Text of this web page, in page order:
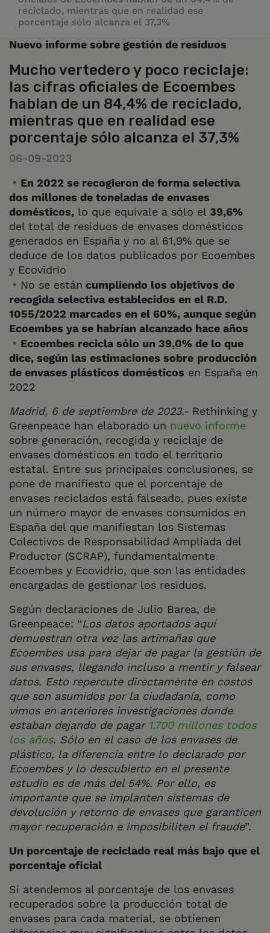
reciclado, mientras que en realidad ese
porcentaje sólo alcanza el 37,3%
Nuevo informe sobre gestión de residuos
Mucho vertedero y poco reciclaje:
las cifras oficiales de Ecoembes
hablan de un 84,4% de reciclado,
mientras que en realidad ese
porcentaje sólo alcanza el 37,3%
06-09-2023
En 2022 se recogieron de forma selectiva
dos millones de toneladas de envases
domésticos, lo que equivale a sólo el 39,6%
del total de residuos de envases domésticos
generados en España y no al 61,9% que se
deduce de los datos publicados por Ecoembes
y Ecovidrio
No se están cumpliendo los objetivos de
recogida selectiva establecidos en el R.D.
1055/2022 marcados en el 60%, aunque según
Ecoembes ya se habrían alcanzado hace años
Ecoembes recicla sólo un 39,0% de lo que
dice, según las estimaciones sobre producción
de envases plásticos domésticos en España en
2022
Madrid, 6 de septiembre de 2023.- Rethinking y
Greenpeace han elaborado un nuevo informe
sobre generación, recogida y reciclaje de
envases domésticos en todo el territorio
estatal. Entre sus principales conclusiones, se
pone de manifiesto que el porcentaje de
envases reciclados está falseado, pues existe
un número mayor de envases consumidos en
España del que manifiestan los Sistemas
Colectivos de Responsabilidad Ampliada del
Productor (SCRAP), fundamentalmente
Ecoembes y Ecovidrio, que son las entidades
encargadas de gestionar los residuos.
Según declaraciones de Julio Barea, de
Greenpeace: “Los datos aportados aquí
demuestran otra vez las artimañas que
Ecoembes usa para dejar de pagar la gestión de
sus envases, llegando incluso a mentir y falsear
datos. Esto repercute directamente en costos
que son asumidos por la ciudadanía, como
vimos en anteriores investigaciones donde
estaban dejando de pagar 1.700 millones todos
los años. Sólo en el caso de los envases de
plástico, la diferencia entre lo declarado por
Ecoembes y lo descubierto en el presente
estudio es de más del 54%. Por ello, es
importante que se implanten sistemas de
devolución y retorno de envases que garanticen
mayor recuperación e imposibiliten el fraude”.
Un porcentaje de reciclado real más bajo que el
porcentaje oficial
Si atendemos al porcentaje de los envases
recuperados sobre la producción total de
envases para cada material, se obtienen